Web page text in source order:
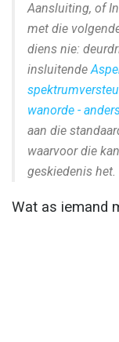
Aansluiting, of
met die
diens nie:
insluitende
wanorde -
aan die
waarvoor die
geskiedenis het.
Wat as iemand